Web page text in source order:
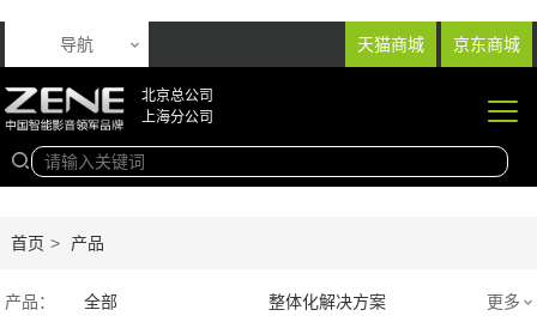
天猫商城 京东商城
导航
北京总公司
上海分公司
首页 > 产品
产品： 全部 整体化解决方案 更多